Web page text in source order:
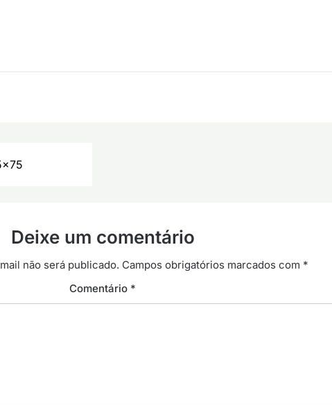
Deixe um comentário
não será publicado. Campos obrigatórios marcados com *
Comentário *